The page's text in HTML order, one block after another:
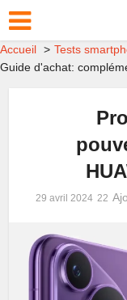
Accueil
Tests
Guide d'achat:
29 avril 2024